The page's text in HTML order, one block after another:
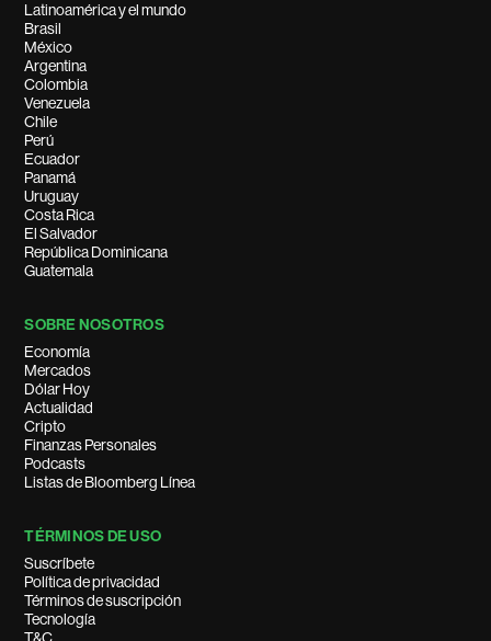
Latinoamérica y el mundo
Brasil
México
Argentina
Colombia
Venezuela
Chile
Perú
Ecuador
Panamá
Uruguay
Costa Rica
El Salvador
República Dominicana
Guatemala
SOBRE NOSOTROS
Economía
Mercados
Dólar Hoy
Actualidad
Cripto
Finanzas Personales
Podcasts
Listas de Bloomberg Línea
TÉRMINOS DE USO
Suscríbete
Política de privacidad
Términos de suscripción
Tecnología